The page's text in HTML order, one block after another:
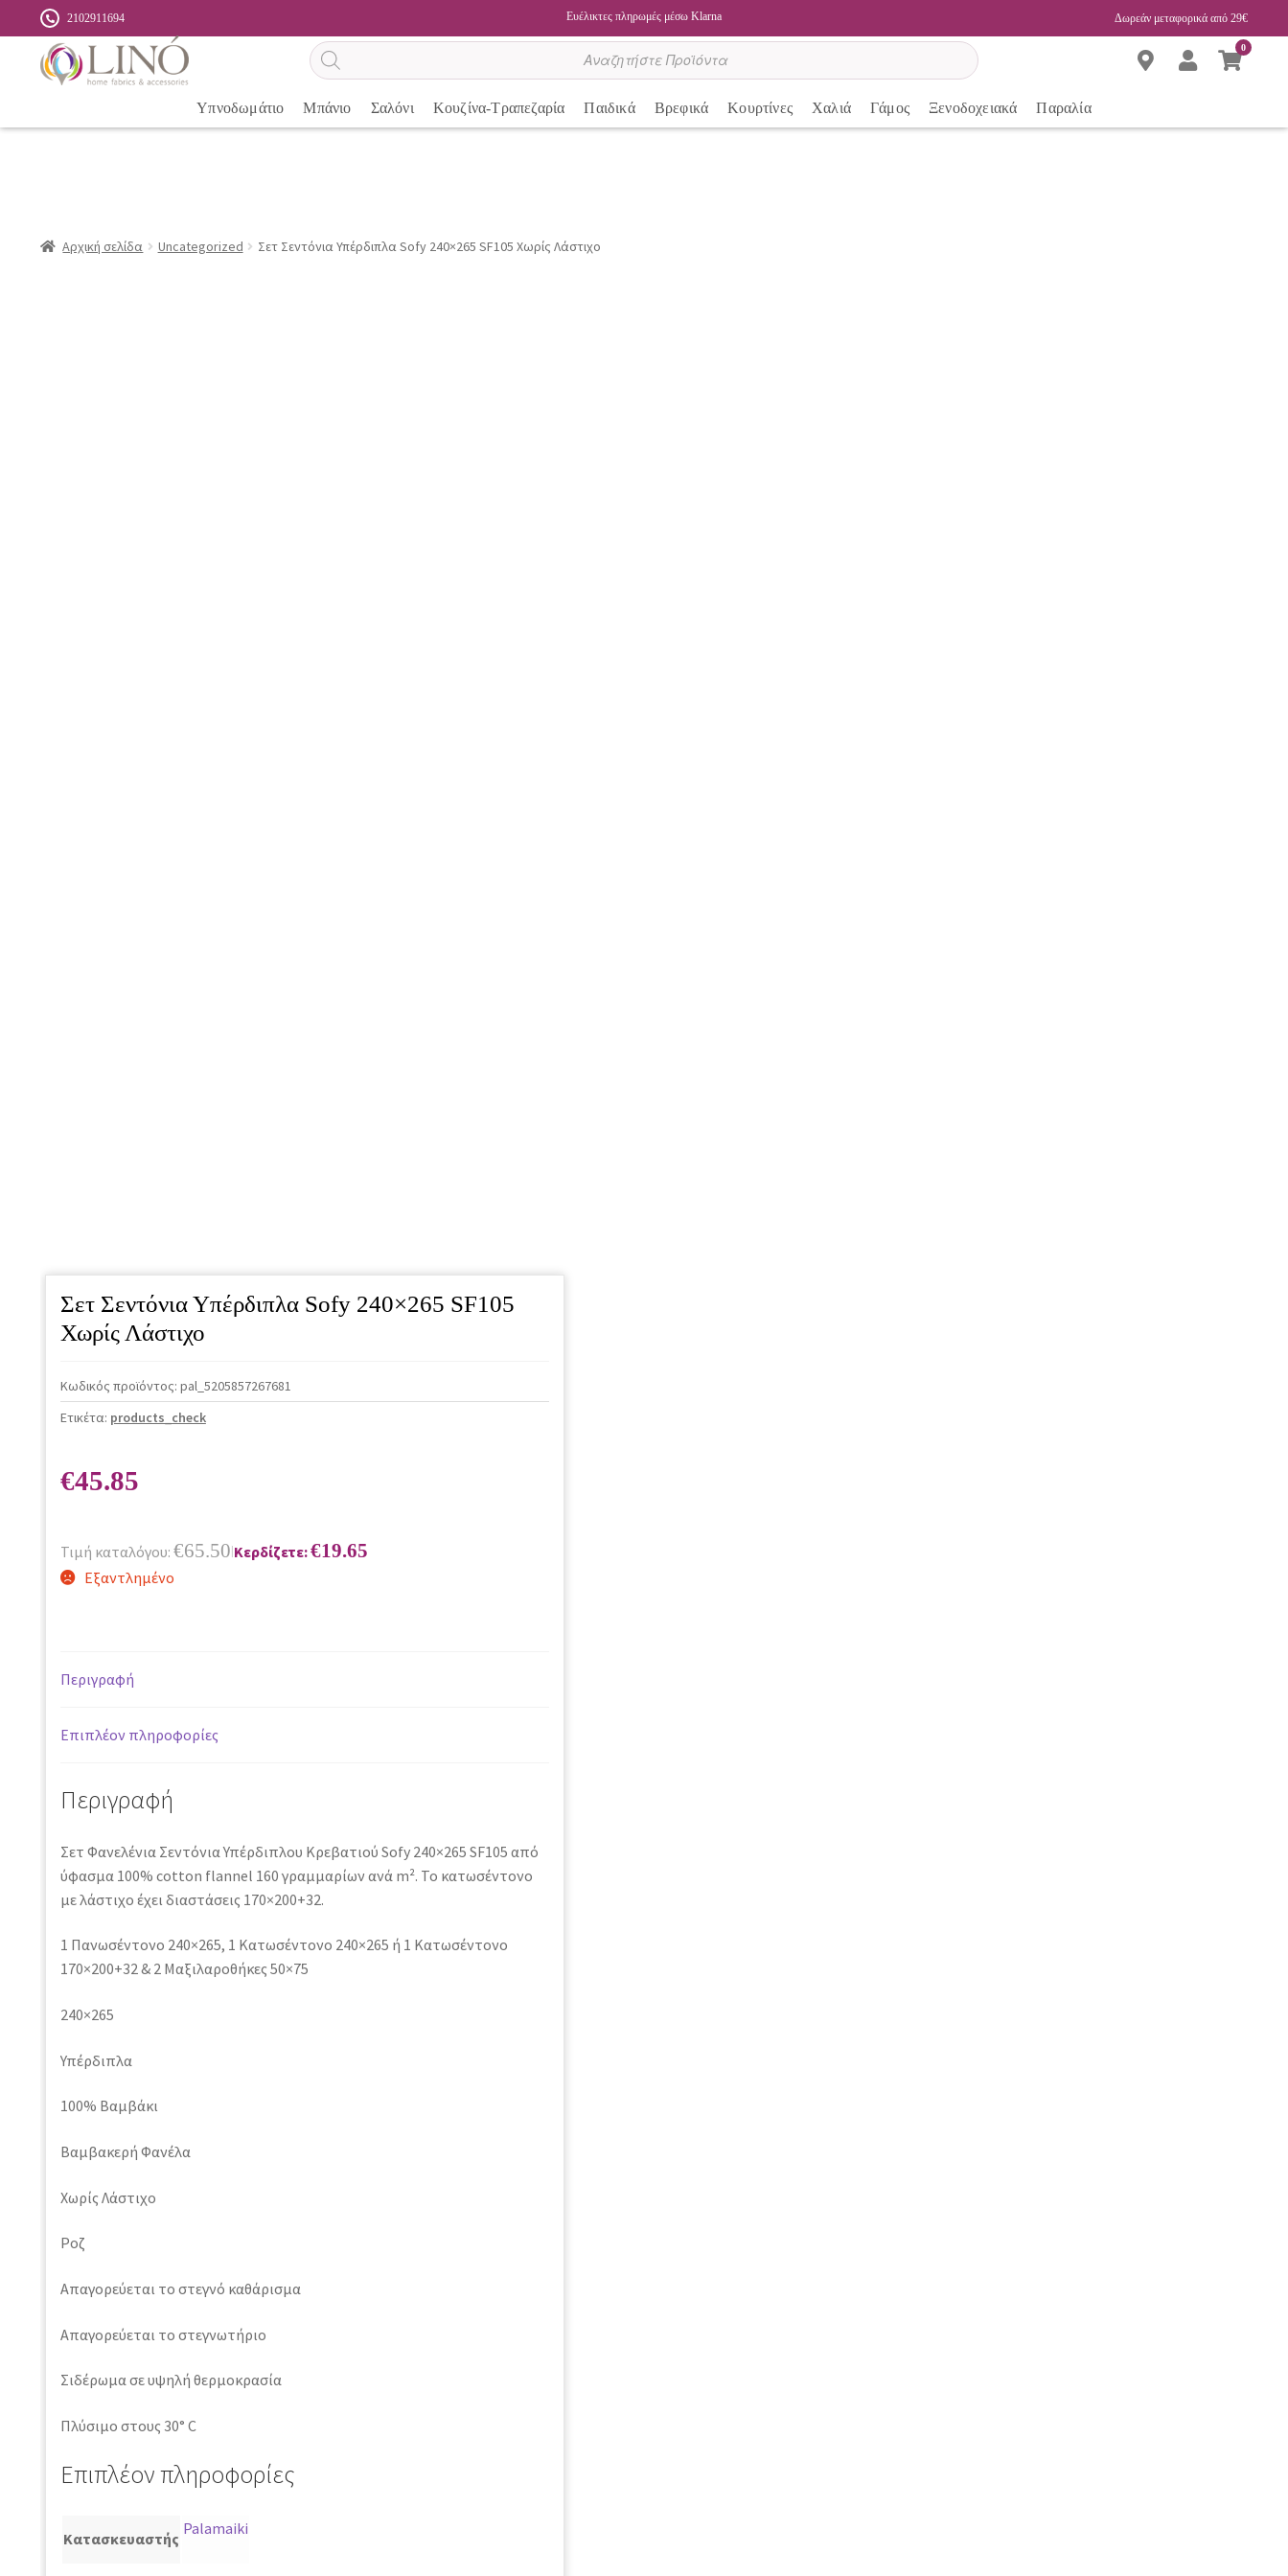
2102911694 Ευέλικτες πληρωμές μέσω Klarna Δωρεάν μεταφορικά από 29€
Αναζήτηση
προϊόντων
0
Υπνοδωμάτιο Μπάνιο Σαλόνι Κουζίνα-Τραπεζαρία Παιδικά Βρεφικά Κουρτίνες Χαλιά Γάμος Ξενοδοχειακά Παραλία
Αρχική σελίδα Uncategorized Σετ Σεντόνια Υπέρδιπλα Sofy 240×265 SF105 Χωρίς Λάστιχο
Σετ Σεντόνια Υπέρδιπλα Sofy 240×265 SF105
Χωρίς Λάστιχο
Κωδικός προϊόντος: pal_5205857267681
Ετικέτα: products_check
€45.85
Τιμή καταλόγου: €65.50|Κερδίζετε:€19.65
Εξαντλημένο
Περιγραφή
Επιπλέον πληροφορίες
Περιγραφή
Σετ Φανελένια Σεντόνια Υπέρδιπλου Κρεβατιού Sofy 240×265 SF105 από
ύφασμα 100% cotton flannel 160 γραμμαρίων ανά m². Το κατωσέντονο
με λάστιχο έχει διαστάσεις 170×200+32.
1 Πανωσέντονο 240×265, 1 Κατωσέντονο 240×265 ή 1 Κατωσέντονο
170×200+32 & 2 Μαξιλαροθήκες 50×75
240×265
Υπέρδιπλα
100% Βαμβάκι
Βαμβακερή Φανέλα
Χωρίς Λάστιχο
Ροζ
Απαγορεύεται το στεγνό καθάρισμα
Απαγορεύεται το στεγνωτήριο
Σιδέρωμα σε υψηλή θερμοκρασία
Πλύσιμο στους 30° C
Επιπλέον πληροφορίες
Κατασκευαστής
Palamaiki